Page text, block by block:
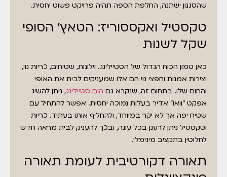
שהסגנון ישתנה, החלפת הספה תהיה פרויקט פשוט יחסית.
טקסטיל ואקססוריז: הטאץ' הסופי
שקל לשנות
כאן טמון הכוח הגדול של הסטיילינג. וילונות, שטיחים, כריות נוי,
יצירות אמנות וחפצי נוי הם אלו שמעניקים לבית את האופי
והחום שלו. בתחום זה, שנקרא גם הום סטיילינג, ניתן להשיג
אפקט "וואו" אדיר בעלות נמוכה יחסית. אפשר להתחיל עם
שטיח יפה אך לא יקר במיוחד, ולהחליף אותו בעתיד. כריות
וטקסטיל ניתן לרענן בכל עונה, ובכך להעניק לבית מראה חדש
לחלוטין בתקציב מינימלי.
תאורה דקורטיבית לעומת תאורה